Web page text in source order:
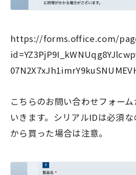
https://forms.office.com/
こちらのお問い合わせフォー
いきます。シリアルIDは必須
から買った場合は注意。